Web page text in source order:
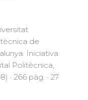
de
Iniciativa
Politècnica,
· 266 pàg. · 27